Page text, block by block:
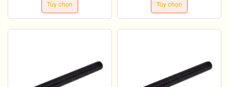
Tùy chọn Tùy chọn